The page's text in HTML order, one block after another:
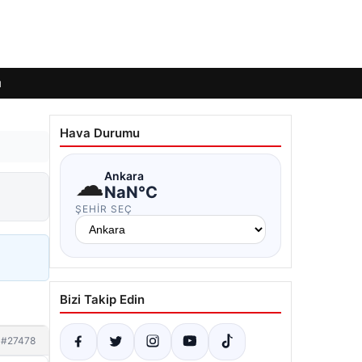
#27478
Hava Durumu
☁Ankara
NaN°C
ŞEHIR SEÇ
Bizi Takip Edin